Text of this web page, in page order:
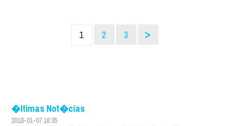
1 2 3 >
�ltimas Not�cias
2018-01-07 16:35